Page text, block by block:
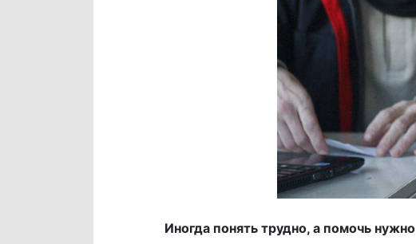
Иногда понять трудно, а помочь нужно